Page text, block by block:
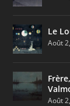
Le
Août
Août